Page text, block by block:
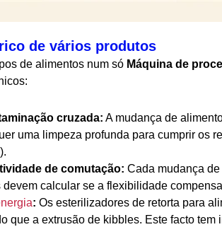
de vários produtos
de alimentos num só Máquina de
cruzada: A mudança de
uma limpeza profunda para cumprir os
de comutação: Cada mudança
calcular se a flexibilidade
: Os esterilizadores de retorta para
que a extrusão de kibbles. Este facto tem